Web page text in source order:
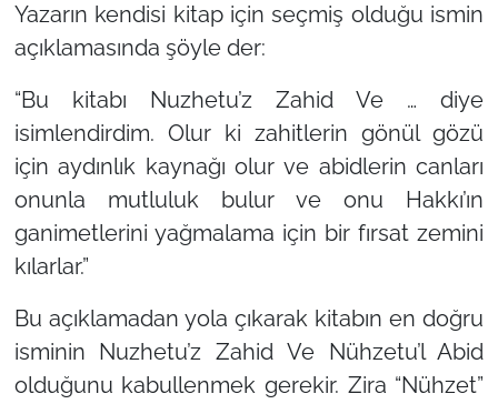
Yazarın kendisi kitap için seçmiş olduğu ismin
açıklamasında şöyle der:
“Bu kitabı Nuzhetu’z Zahid Ve … diye
isimlendirdim. Olur ki zahitlerin gönül gözü
için aydınlık kaynağı olur ve abidlerin canları
onunla mutluluk bulur ve onu Hakkı’ın
ganimetlerini yağmalama için bir fırsat zemini
kılarlar.”
Bu açıklamadan yola çıkarak kitabın en doğru
isminin Nuzhetu’z Zahid Ve Nühzetu’l Abid
olduğunu kabullenmek gerekir. Zira “Nühzet”